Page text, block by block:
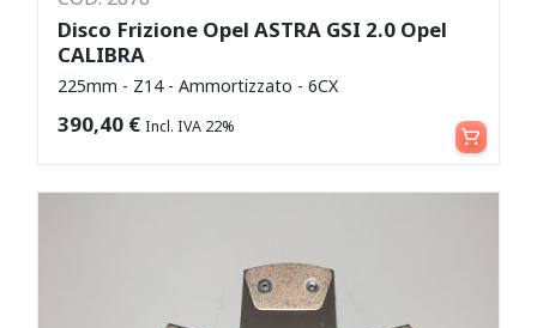
Disco Frizione Opel ASTRA GSI 2.0 Opel
CALIBRA
225mm - Z14 - Ammortizzato - 6CX
390,40 € Incl. IVA 22% Aggiungi al carrello